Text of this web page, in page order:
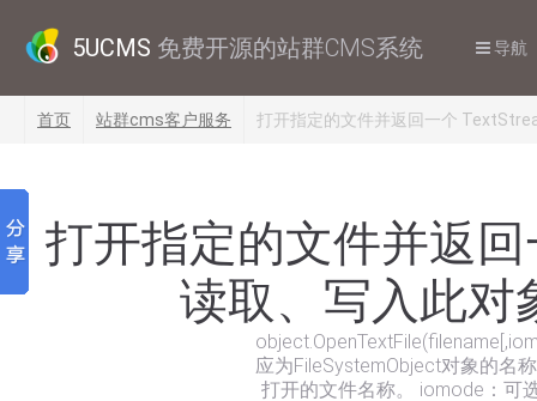
5UCMS 免费开源的站群CMS系统 导航
首页 站群cms客户服务 打开指定的文件并返回一个
打开指定的文件并返
读取、写入此对
应为FileSystemObject对象的名
打开的文件名称。 iomode：可